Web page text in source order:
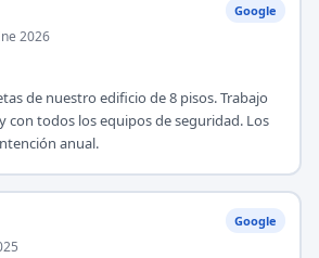
Google
2026
de nuestro edificio de 8 pisos. Trabajo
con todos los equipos de seguridad. Los
anual.
Google